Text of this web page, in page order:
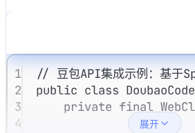
1
// 豆包API集成示例：基于
2
public class
3
private final
4
展开